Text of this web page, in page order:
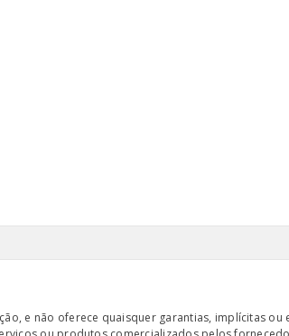
e não oferece quaisquer garantias, implícitas